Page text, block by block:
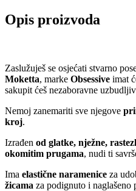
Opis proizvoda
Zaslužuješ se osjećati stvarno
Moketta, marke Obsessive imat
sakupit ćeš nezaboravne
Nemoj zanemariti sve njegove
kroj.
Izrađen od glatke, nježne,
okomitim prugama, nudi ti
Ima elastične naramenice za
žicama za podignuto i naglašeno